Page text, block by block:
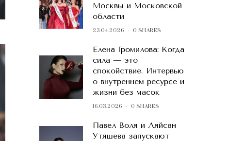
Москвы и Московской
области
23.04.2026 0 SHARES
Елена Громилова: Когда
сила — это
спокойствие. Интервью
о внутреннем ресурсе и
жизни без масок
16.03.2026 0 SHARES
Павел Воля и Ляйсан
Утяшева запускают